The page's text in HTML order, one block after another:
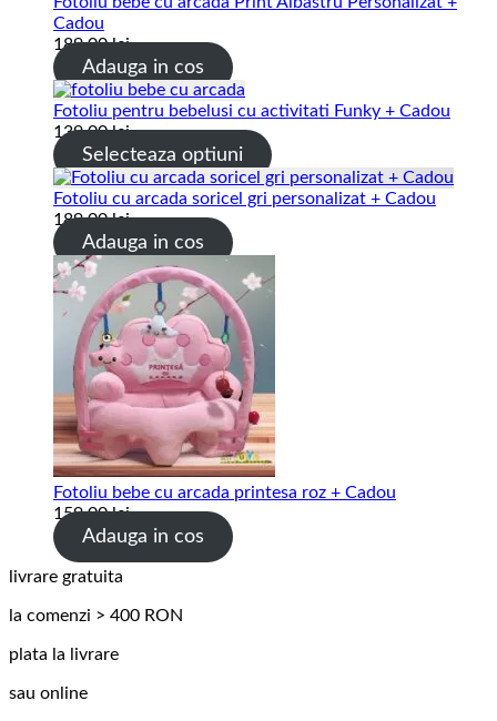
Cadou
189.00lei
Adauga in cos
Fotoliu pentru bebelusi cu activitati Funky + Cadou
139.00lei
Selecteaza optiuni
Fotoliu cu arcada soricel gri personalizat + Cadou
189.00lei
Adauga in cos
Fotoliu bebe cu arcada printesa roz + Cadou
159.00lei
Adauga in cos
livrare gratuita
la comenzi > 400 RON
plata la livrare
sau online